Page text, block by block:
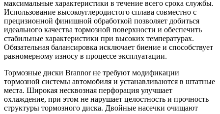
максимальные характеристики в течение всего срока службы.
Использование высокоуглеродистого сплава совместно с
прецизионной финишной обработкой позволяет добиться
идеального качества тормозной поверхности и обеспечить
стабильные характеристики при высоких температурах.
Обязательная балансировка исключает биение и способствует
равномерному износу в процессе эксплуатации.
Тормозные диски Brannor не требуют модификации
тормозной системы автомобиля и устанавливаются в штатные
места. Широкая несквозная перфорация улучшает
охлаждение, при этом не нарушает целостность и прочность
структуры тормозного диска. Двойные насечки очищают